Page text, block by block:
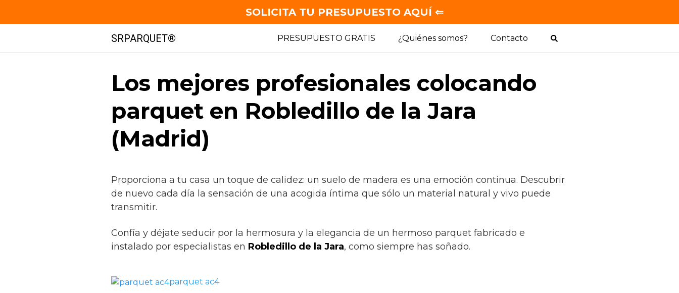
contenido
SRPARQUET® PRESUPUESTO GRATIS ¿Quiénes somos? Contacto
Los mejores profesionales colocando
parquet en Robledillo de la Jara
(Madrid)
Proporciona a tu casa un toque de calidez: un suelo de madera es una emoción continua. Descubrir
de nuevo cada día la sensación de una acogida íntima que sólo un material natural y vivo puede
transmitir.
Confía y déjate seducir por la hermosura y la elegancia de un hermoso parquet fabricado e
instalado por especialistas en Robledillo de la Jara, como siempre has soñado.
parquet ac4
SOLICITA TU PRESUPUESTO AQUÍ ⇐